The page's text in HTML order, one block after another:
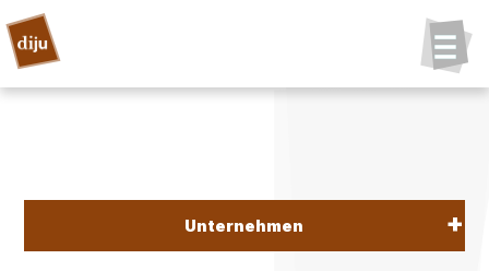
Unternehmen